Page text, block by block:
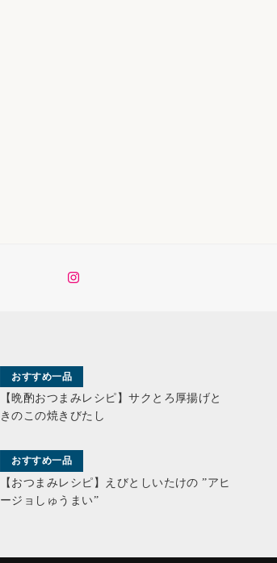
イ
おすすめ一品
【晩酌おつまみレシピ】サクとろ厚揚げと
きのこの焼きびたし
おすすめ一品
【おつまみレシピ】えびとしいたけの ”アヒ
ージョしゅうまい”